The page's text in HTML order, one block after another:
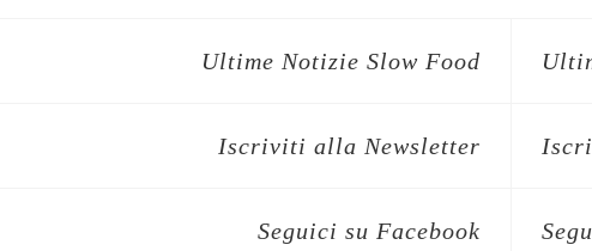
Ultime Notizie Slow Food
Iscriviti alla Newsletter
Seguici su Facebook